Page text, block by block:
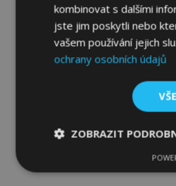
3D Gumové
CITROEN C4 AIRCROSS
1 179,00
kombinovat s dalšími
jste jim poskytli nebo
vašem používání jejich
ochrany osobních údajů
ZOBRAZIT
nutné